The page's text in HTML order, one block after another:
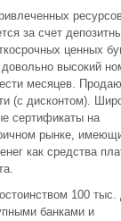
за счет
ценных
высокий
месяцев.
(с дисконтом).
сертификаты на
рынке,
как средства
100
банками и